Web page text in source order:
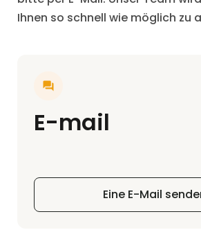
Ihnen so schnell wie möglich zu
E-mail
Eine E-Mail